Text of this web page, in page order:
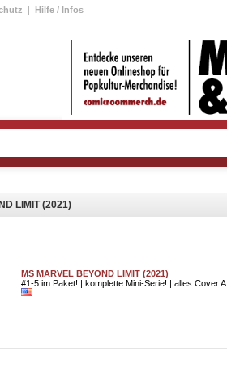
| Hilfe / Infos
LIMIT (2021)
MS MARVEL BEYOND LIMIT (2021)
#1-5 im Paket! | komplette Mini-Serie! | alles Cover A